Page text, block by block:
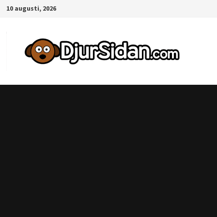
Hoppa
innehåll
10 augusti, 2026